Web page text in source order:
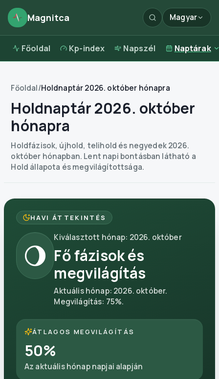
Magnitca Magyar
Főoldal Kp-index Napszél Naptárak
Főoldal/Holdnaptár 2026. október hónapra
Holdnaptár 2026. október
hónapra
Holdfázisok, újhold, telihold és negyedek 2026.
október hónapban. Lent napi bontásban látható a
Hold állapota és megvilágítottsága.
HAVI ÁTTEKINTÉS
🌖
Kiválasztott hónap: 2026. október
Fő fázisok és
megvilágítás
Aktuális hónap: 2026. október.
Megvilágítás: 75%.
ÁTLAGOS MEGVILÁGÍTÁS
50%
Az aktuális hónap napjai alapján